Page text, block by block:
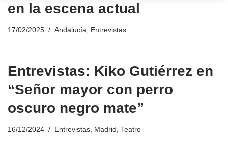
en la escena actual
17/02/2025 Andalucía Entrevistas
Entrevistas: Kiko Gutiérrez en
“Señor mayor con perro
oscuro negro mate”
16/12/2024 Entrevistas Madrid Teatro